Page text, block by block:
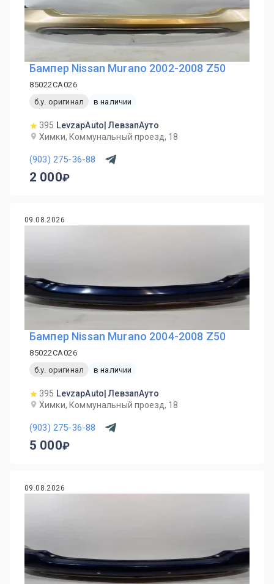
Бампер Nissan Murano 2002-2008 Z50
85022CA026
б.у. оригинал
в наличии
395 LevzapAuto| ЛевзапАуто
Химки, Коммунальный проезд, 18
(903) 275-36-88
2 000
09.08.2026
Бампер Nissan Murano 2004-2008 Z50
85022CA026
б.у. оригинал
в наличии
395 LevzapAuto| ЛевзапАуто
Химки, Коммунальный проезд, 18
(903) 275-36-88
5 000
09.08.2026